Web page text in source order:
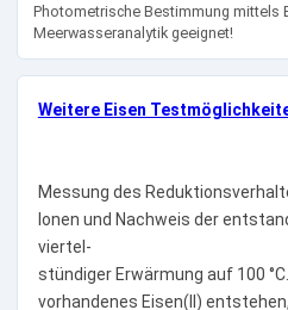
Photometrische Bestimmung mittels
Meerwasseranalytik geeignet!
Weitere Eisen
Messung des
Ionen und Nachweis der
viertel-
stündiger Erwärmung auf 100
vorhandenes Eisen(II)